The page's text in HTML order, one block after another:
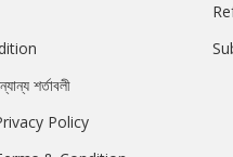
শর্তাবলী
Policy